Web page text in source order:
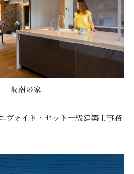
岐南の家
ヴォイド・セット一級建築士事務